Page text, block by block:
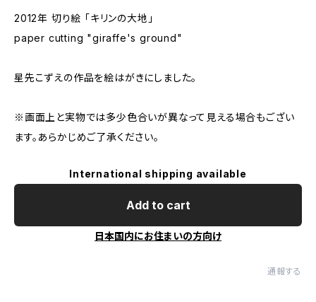
2012年 切り絵 「キリンの大地」
paper cutting "giraffe's ground"
星先こずえの作品を絵はがきにしました。
※画面上と実物では多少色合いが異なって見える場合もござい
ます。あらかじめご了承ください。
International shipping available
Add to cart
日本国内にお住まいの方向け
通報する